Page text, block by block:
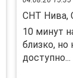
СНТ Нива,
10 минут
близко, но
доступно...